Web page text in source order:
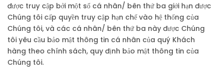
được truy cập bởi một số cá nhân/ bên thứ ba giới hạn được
Chúng tôi cấp quyền truy cập hạn chế vào hệ thống của
Chúng tôi, và các cá nhân/ bên thứ ba này được Chúng
tôi yêu cầu bảo mật thông tin cá nhân của quý Khách
hàng theo chính sách, quy định bảo mật thông tin của
Chúng tôi.